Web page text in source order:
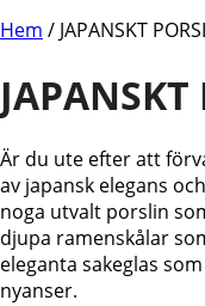
Hem / JAPANSKT
JAPANSKT
Är du ute efter att
av japansk elegans
noga utvalt porslin
djupa ramenskålar
eleganta sakeglas
nyanser.